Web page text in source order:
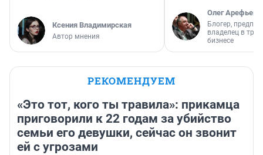
Ксения Владимирская
Автор мнения
Олег Арефьев
Блогер,
владелец в
бизнесе
РЕКОМЕНДУЕМ
«Это тот, кого ты травила»: прикамца
приговорили к 22 годам за убийство
семьи его девушки, сейчас он звонит
ей с угрозами